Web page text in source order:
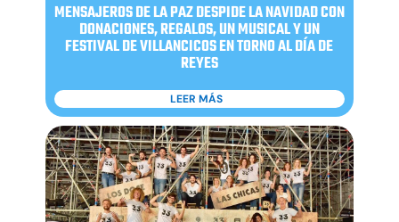
MENSAJEROS DE LA PAZ DESPIDE LA NAVIDAD CON
DONACIONES, REGALOS, UN MUSICAL Y UN
FESTIVAL DE VILLANCICOS EN TORNO AL DÍA DE
REYES
LEER MÁS